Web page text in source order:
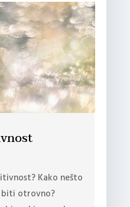
Kako nešto
otrovno?